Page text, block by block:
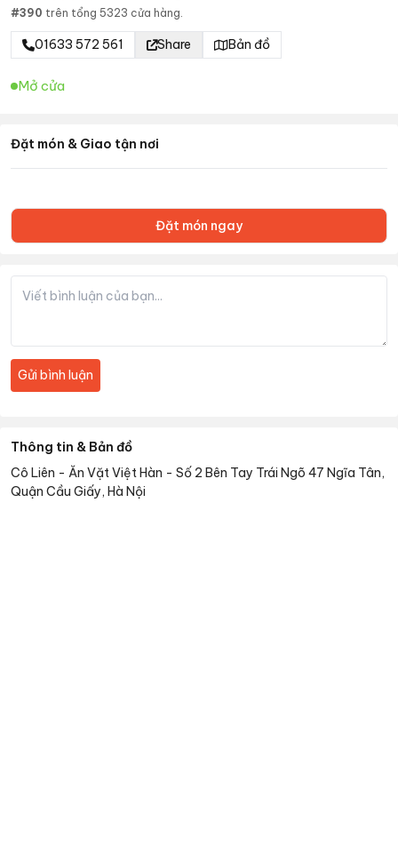
#390 trên tổng 5323 cửa hàng.
01633 572 561 Share Bản đồ
Mở cửa
Đặt món & Giao tận nơi
Đặt món ngay
Gửi bình luận
Thông tin & Bản đồ
Cô Liên - Ăn Vặt Việt Hàn - Số 2 Bên Tay Trái Ngõ 47 Ngĩa Tân,
Quận Cầu Giấy, Hà Nội